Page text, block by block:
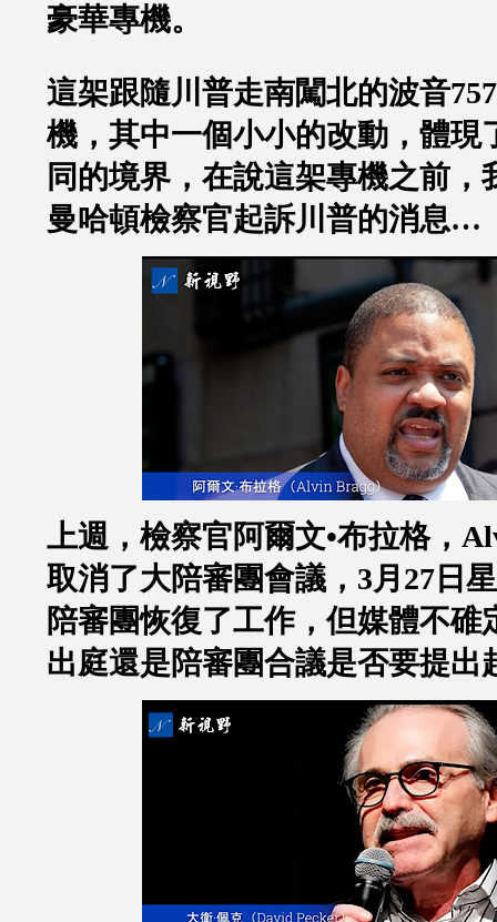
豪華專機。
這架跟隨川普走南闖北的波音
機，其中一個小小的改動，體現
同的境界，在說這架專機之前，
曼哈頓檢察官起訴川普的消息…
上週，檢察官阿爾文•布拉格，
取消了大陪審團會議， 3月 27 日
陪審團恢復了工作，但媒體不碓
出庭還是陪審團合議是否要提出